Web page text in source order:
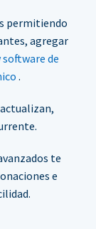
permitiendo
agregar
de
.
te
e